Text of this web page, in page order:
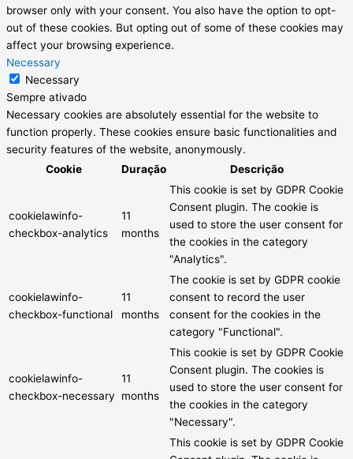
browser only with your consent. You also have the option to opt-
out of these cookies. But opting out of some of these cookies may
affect your browsing experience.
Necessary
Necessary
Sempre ativado
Necessary cookies are absolutely essential for the website to
function properly. These cookies ensure basic functionalities and
security features of the website, anonymously.
Cookie
Duração Descrição
cookielawinfo-
checkbox-analytics
11
months
This cookie is set by GDPR Cookie
Consent plugin. The cookie is
used to store the user consent for
the cookies in the category
"Analytics".
cookielawinfo-
checkbox-functional
11
months
The cookie is set by GDPR cookie
consent to record the user
consent for the cookies in the
category "Functional".
cookielawinfo-
checkbox-necessary
11
months
This cookie is set by GDPR Cookie
Consent plugin. The cookies is
used to store the user consent for
the cookies in the category
"Necessary".
This cookie is set by GDPR Cookie